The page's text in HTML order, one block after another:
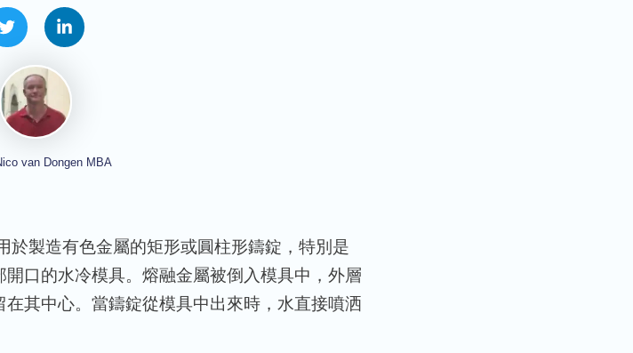
van Dongen MBA
於製造有色金屬的矩形或圓柱形鑄錠，特別是
口的水冷模具。熔融金屬被倒入模具中，外層
其中心。當鑄錠從模具中出來時，水直接噴洒